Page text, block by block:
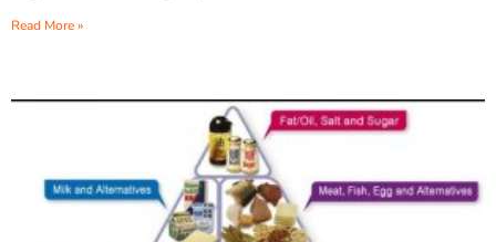
Read More »